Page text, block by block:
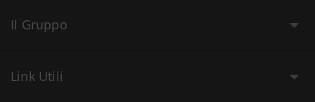
Il Gruppo
Link Utili